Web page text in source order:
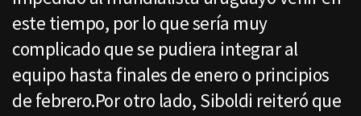
este tiempo, por lo que sería muy
complicado que se pudiera integrar al
equipo hasta finales de enero o principios
de febrero.Por otro lado, Siboldi reiteró que